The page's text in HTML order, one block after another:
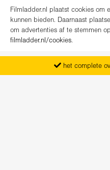
Filmladder.nl plaatst cookies om
kunnen bieden. Daarnaast
om advertenties af te stemmen
filmladder.nl/cookies.
het complete
vanaf maandag het nieuwe